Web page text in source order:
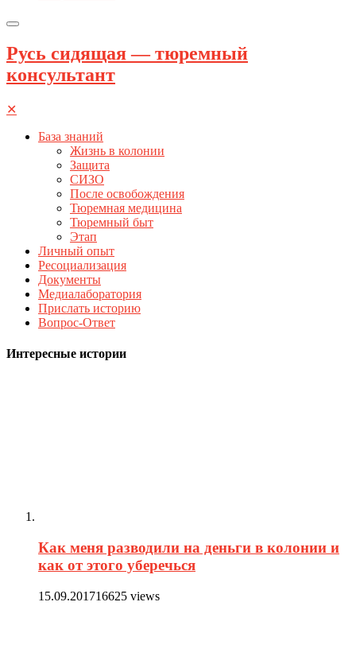
Русь сидящая — тюремный
консультант
✕
База знаний
Жизнь в колонии
Защита
СИЗО
После освобождения
Тюремная медицина
Тюремный быт
Этап
Личный опыт
Ресоциализация
Документы
Медиалаборатория
Прислать историю
Вопрос-Ответ
Интересные истории
Как меня разводили на деньги в колонии и
как от этого уберечься
15.09.201716625 views